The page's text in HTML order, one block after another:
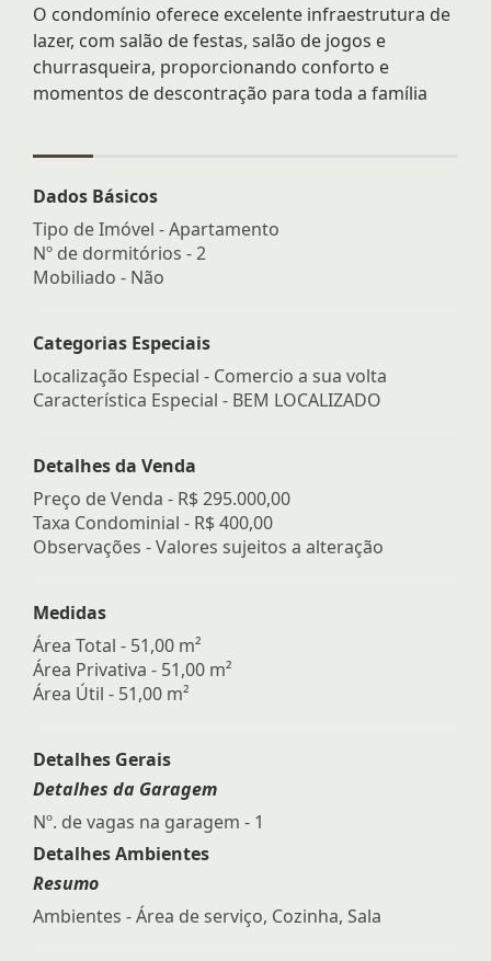
O condomínio oferece excelente infraestrutura de
lazer, com salão de festas, salão de jogos e
churrasqueira, proporcionando conforto e
momentos de descontração para toda a família
Dados Básicos
Tipo de Imóvel - Apartamento
Nº de dormitórios - 2
Mobiliado - Não
Categorias Especiais
Localização Especial - Comercio a sua volta
Característica Especial - BEM LOCALIZADO
Detalhes da Venda
Preço de Venda - R$ 295.000,00
Taxa Condominial - R$ 400,00
Observações - Valores sujeitos a alteração
Medidas
Área Total - 51,00 m²
Área Privativa - 51,00 m²
Área Útil - 51,00 m²
Detalhes Gerais
Detalhes da Garagem
Nº. de vagas na garagem - 1
Detalhes Ambientes
Resumo
Ambientes - Área de serviço, Cozinha, Sala